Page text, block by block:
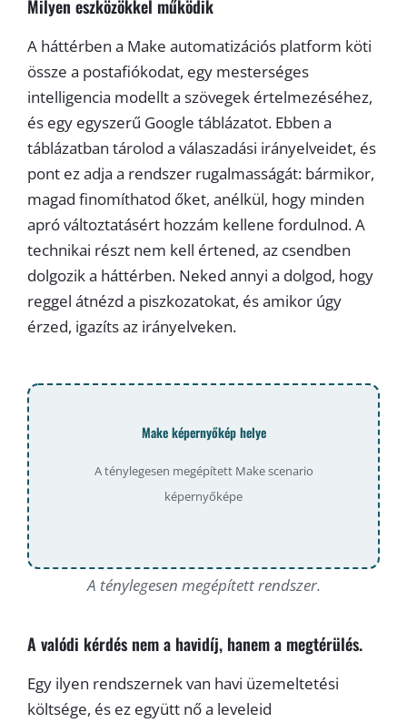
Milyen eszközökkel működik
A háttérben a Make automatizációs platform köti
össze a postafiókodat, egy mesterséges
intelligencia modellt a szövegek értelmezéséhez,
és egy egyszerű Google táblázatot. Ebben a
táblázatban tárolod a válaszadási irányelveidet, és
pont ez adja a rendszer rugalmasságát: bármikor,
magad finomíthatod őket, anélkül, hogy minden
apró változtatásért hozzám kellene fordulnod. A
technikai részt nem kell értened, az csendben
dolgozik a háttérben. Neked annyi a dolgod, hogy
reggel átnézd a piszkozatokat, és amikor úgy
érzed, igazíts az irányelveken.
Make képernyőkép helye
A ténylegesen megépített Make scenario
képernyőképe
A ténylegesen megépített rendszer.
A valódi kérdés nem a havidíj, hanem a megtérülés.
Egy ilyen rendszernek van havi üzemeltetési
költsége, és ez együtt nő a leveleid